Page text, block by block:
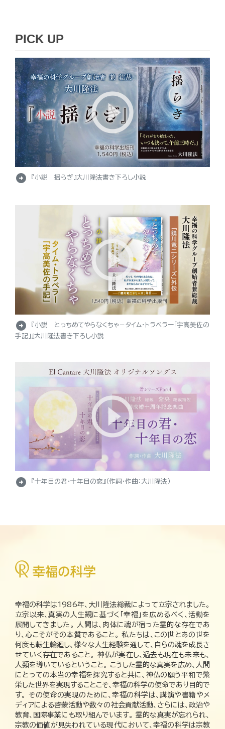
PICK UP
arrow_circle_right 『小説 揺らぎ』大川隆法書き下ろし小説
arrow_circle_right
『小説 とっちめてやらなくちゃ－タイム・トラベラー「宇高美佐の
手記」』大川隆法書き下ろし小説
arrow_circle_right 『十年目の君・十年目の恋』（作詞・作曲：大川隆法）
幸福の科学は1986年、大川隆法総裁によって立宗されました。
立宗以来、真実の人生観に基づく「幸福」を広めるべく、活動を
展開してきました。 人間は、肉体に魂が宿った霊的な存在であ
り、心こそがその本質であること。 私たちは、この世とあの世を
何度も転生輪廻し、様々な人生経験を通して、自らの魂を成長さ
せていく存在であること。 神仏が実在し、過去も現在も未来も、
人類を導いているということ。 こうした霊的な真実を広め、人間
にとっての本当の幸福を探究すると共に、神仏の願う平和で繁
栄した世界を実現することこそ、幸福の科学の使命であり目的で
す。 その使命の実現のために、幸福の科学は、講演や書籍やメ
ディアによる啓蒙活動や数々の社会貢献活動、さらには、政治や
教育、国際事業にも取り組んでいます。 霊的な真実が忘れられ、
宗教の価値が見失われている現代において、幸福の科学は宗教